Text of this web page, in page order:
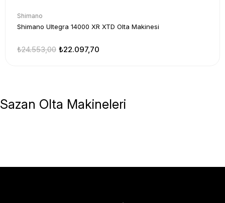
Shimano
Shimano Ultegra 14000 XR XTD Olta Makinesi
₺22.097,70
₺24.553,00
Sazan Olta Makineleri